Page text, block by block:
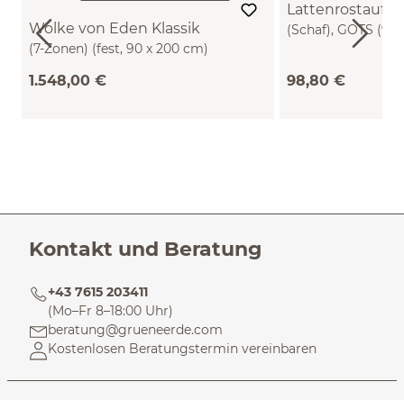
Wolke von Eden Klassik
(7-Zonen) (fest, 90 x 200 cm)
1.548,00 €
(Schaf), GOTS (90
98,80 €
Kontakt und Beratung
+43 7615 203411
(Mo–Fr 8–18:00 Uhr)
beratung@grueneerde.com
Kostenlosen Beratungstermin vereinbaren